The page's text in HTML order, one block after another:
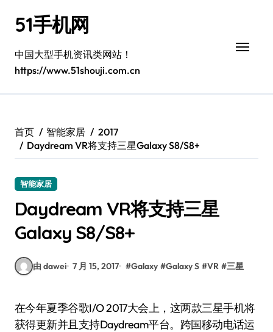
51手机网
中国大型手机资讯类网站！
https://www.51shouji.com.cn
首页 智能家居
2017
Daydream VR将支持三星Galaxy S8/S8+
智能家居
Daydream VR将支持三星
Galaxy S8/S8+
由 dawei 7 月 15, 2017 #Galaxy #Galaxy S #VR #三星
在今年夏季谷歌I/O 2017大会上，这两款三星手机将
获得更新并且支持Daydream平台。跨国移动电话运